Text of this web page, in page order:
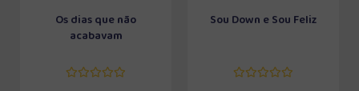
Os dias que não
acabavam
Sou Down e Sou Feliz